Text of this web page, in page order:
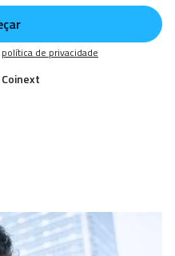
política de privacidade